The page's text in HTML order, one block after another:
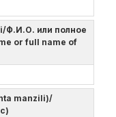
Ф.И.О. или полное
or full name of
manzili)/